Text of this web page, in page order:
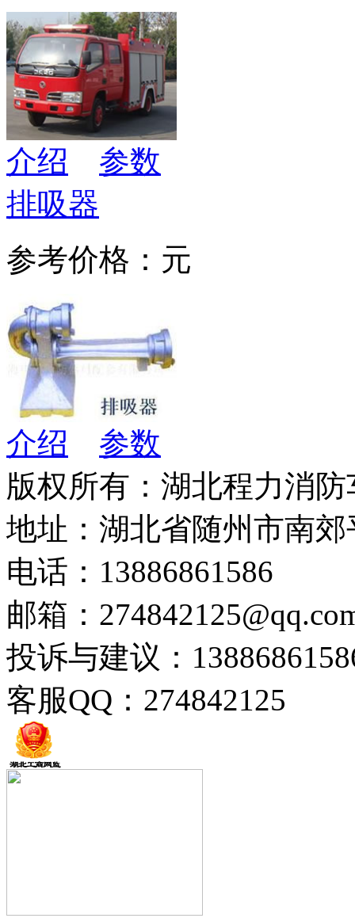
介绍
参数
排吸器
参考价格：元
介绍
参数
版权所有：湖北程力消
地址：湖北省随州市南
电话：13886861586
邮箱：
投诉与建议：
客服QQ：274842125